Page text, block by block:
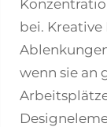
bei.
wenn sie an